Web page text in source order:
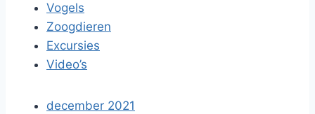
Vogels
Zoogdieren
Excursies
Video’s
december 2021